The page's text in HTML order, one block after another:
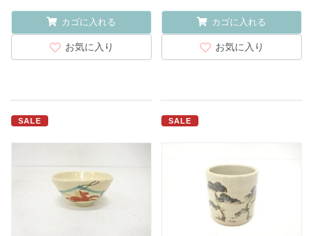
カゴに入れる
お気に入り
カゴに入れる
お気に入り
SALE SALE